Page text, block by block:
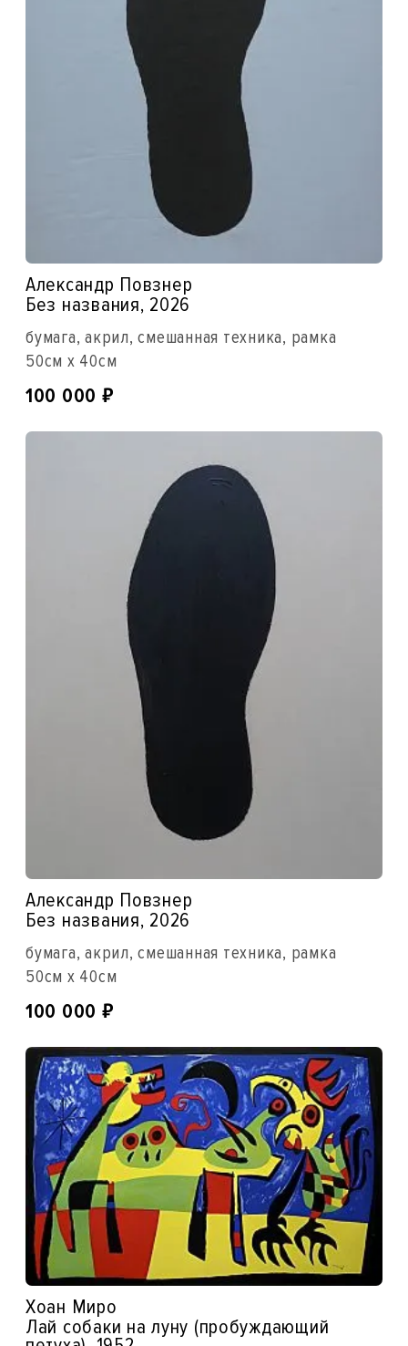
Александр Повзнер
Без названия, 2026
бумага, акрил, смешанная техника, рамка
50см x 40см
100 000 ₽
Александр Повзнер
Без названия, 2026
бумага, акрил, смешанная техника, рамка
50см x 40см
100 000 ₽
Хоан Миро
Лай собаки на луну (пробуждающий